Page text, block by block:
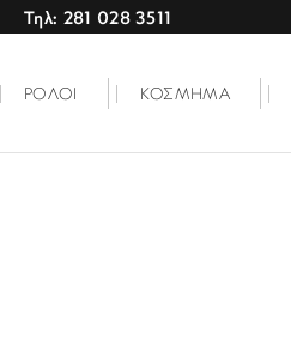
Τηλ: 281 028 3511
ΡΟΛΟΙ ΚΟΣΜΗΜΑ